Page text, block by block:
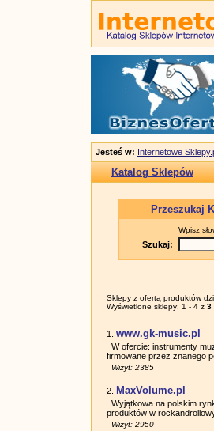
Jesteś w: Internetowe
Katalog Sklepów
Przeszukaj
Wpisz
Szukaj:
Sklepy z ofertą produktów
Wyświetlone sklepy: 1 - 4 z 3
1. www.gk-music.pl
W ofercie: instrumenty
firmowane przez znanego
Wizyt: 2385
2. MaxVolume.pl
Wyjątkowa na polskim
produktów w
Wizyt: 2950